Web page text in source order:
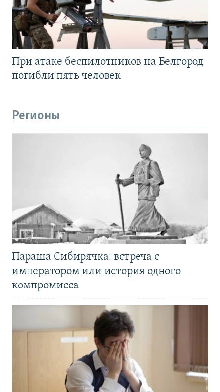
При атаке беспилотников на Белгород
погибли пять человек
Регионы
Параша Сибирячка: встреча с
императором или история одного
компромисса